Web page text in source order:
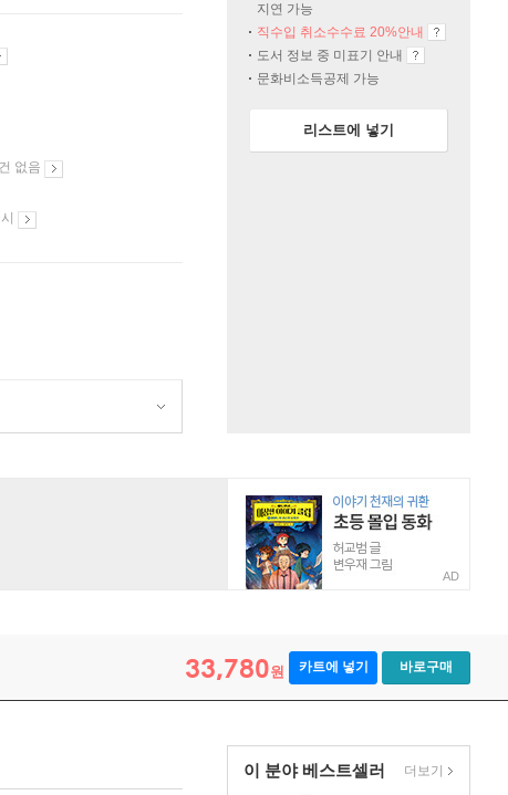
없음
지연 가능
직수입 취소수수료 20%안내
도서 정보 중 미표기 안내
문화비소득공제 가능
리스트에 넣기
AD
33,780원 카트에 넣기 바로구매
이 분야 베스트셀러 더보기